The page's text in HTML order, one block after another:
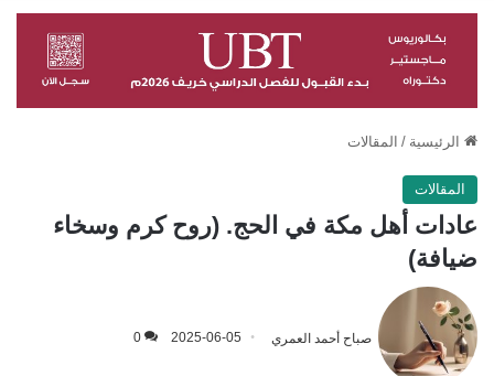
الرئيسية / المقالات
المقالات
عادات أهل مكة في الحج. (روح كرم وسخاء
ضيافة)
صباح أحمد العمري 2025-06-05
0